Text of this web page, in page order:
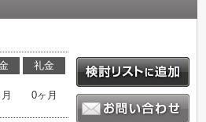
礼金
0ヶ月